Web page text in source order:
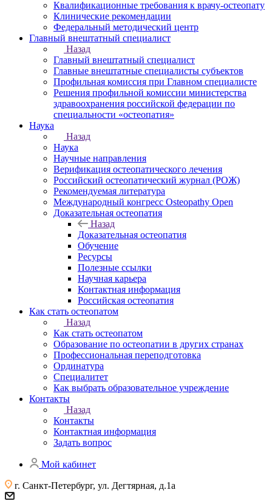
Квалификационные требования к врачу-остеопату
Клинические рекомендации
Федеральный методический центр
Главный внештатный специалист
Назад
Главный внештатный специалист
Главные внештатные специалисты субъектов
Профильная комиссия при Главном специалисте
Решения профильной комиссии министерства
здравоохранения российской федерации по
специальности «остеопатия»
Наука
Назад
Наука
Научные направления
Верификация остеопатического лечения
Российский остеопатический журнал (РОЖ)
Рекомендуемая литература
Международный конгресс Osteopathy Open
Доказательная остеопатия
Назад
Доказательная остеопатия
Обучение
Ресурсы
Полезные ссылки
Научная карьера
Контактная информация
Российская остеопатия
Как стать остеопатом
Назад
Как стать остеопатом
Образование по остеопатии в других странах
Профессиональная переподготовка
Ординатура
Специалитет
Как выбрать образовательное учреждение
Контакты
Назад
Контакты
Контактная информация
Задать вопрос
Мой кабинет
г. Санкт-Петербург, ул. Дегтярная, д.1а